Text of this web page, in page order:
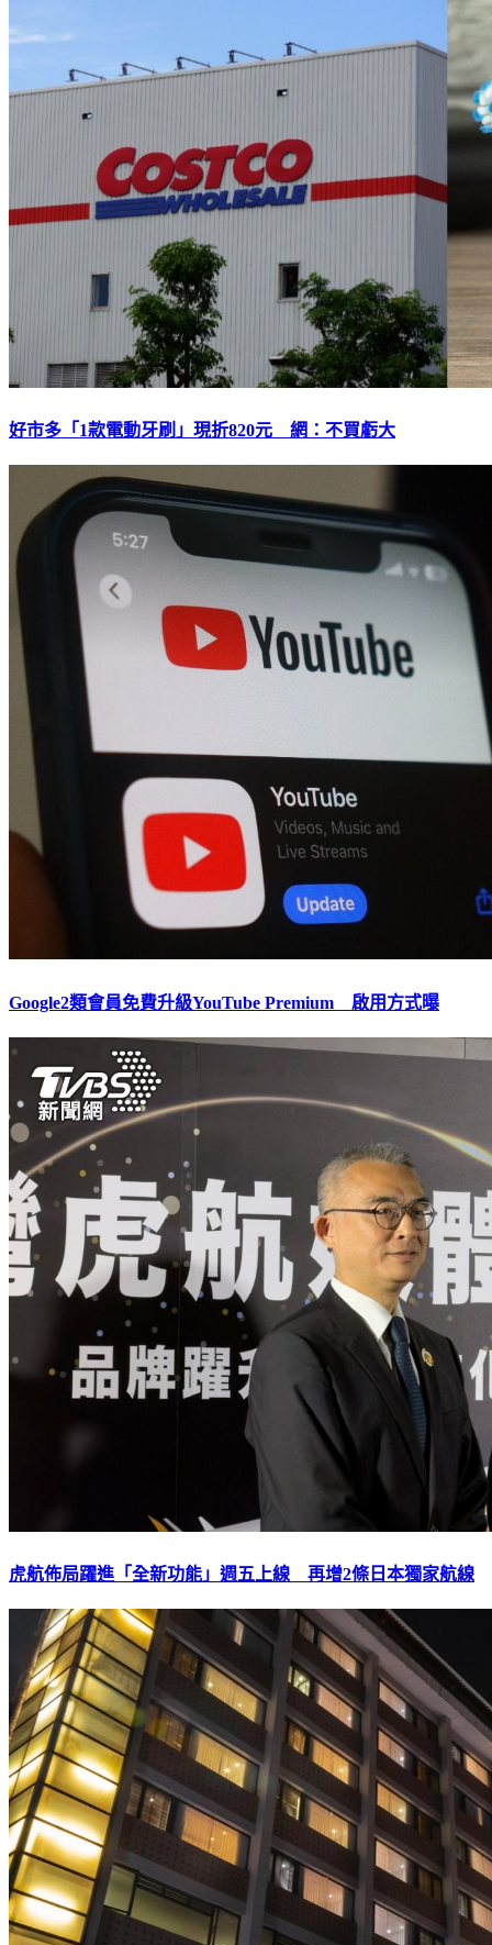
好市多「1款電動牙刷」現折820元 網：不買虧大
Google2類會員免費升級YouTube Premium 啟用方式曝
虎航佈局躍進「全新功能」週五上線 再增2條日本獨家航線